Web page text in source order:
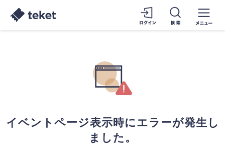
イベントページ表示時にエラーが発生し
ました。